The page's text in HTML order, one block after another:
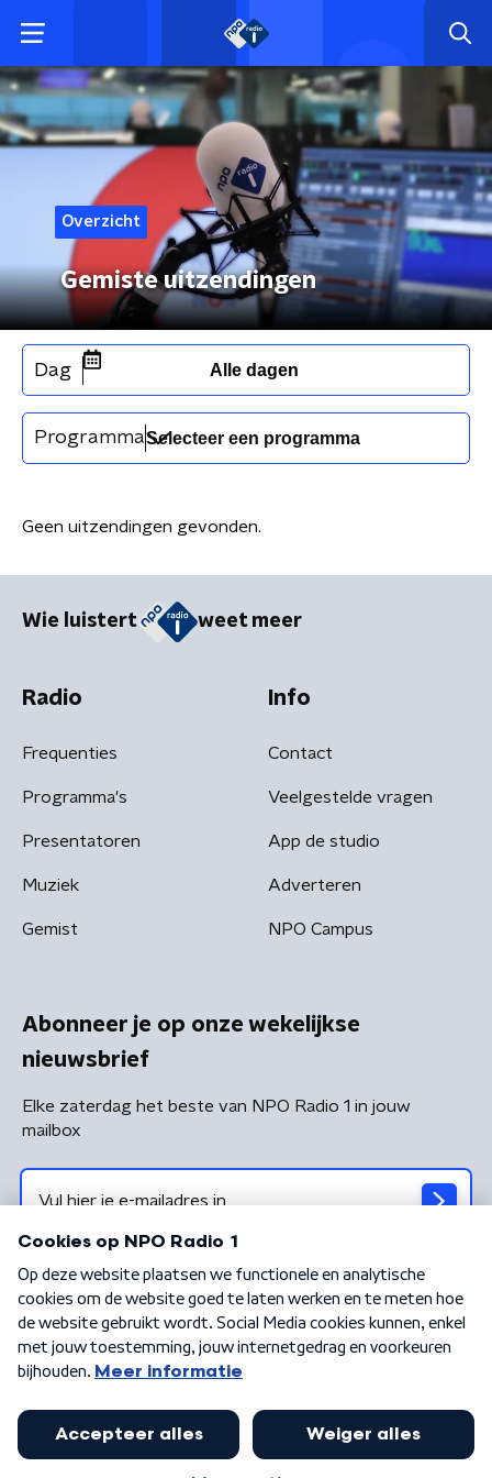
Overzicht
Gemiste uitzendingen
Dag Alle dagen
Programma
Geen uitzendingen gevonden.
Wie luistert weet meer
Radio
Frequenties
Programma's
Presentatoren
Muziek
Gemist
Info
Contact
Veelgestelde vragen
App de studio
Adverteren
NPO Campus
Abonneer je op onze wekelijkse
nieuwsbrief
Elke zaterdag het beste van NPO Radio 1 in jouw
mailbox
Algemene voorwaarden